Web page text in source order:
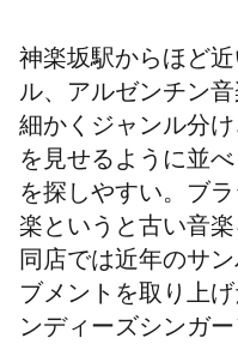
神楽坂駅からほど
ル、アルゼンチン音
細かくジャンル分
を見せるように並
を探しやすい。ブ
楽というと古い音楽
同店では近年のサ
ブメントを取り上
ンディーズシンガ